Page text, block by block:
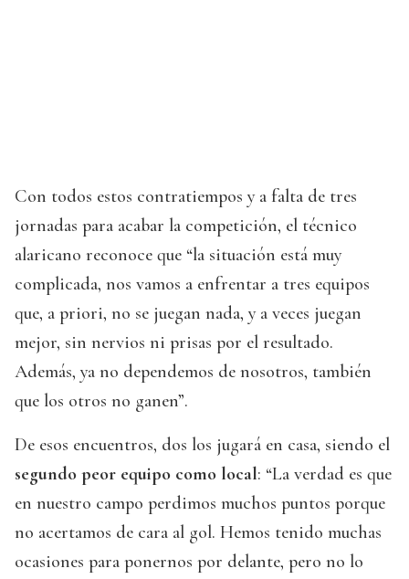
Con todos estos contratiempos y a falta de tres
jornadas para acabar la competición, el técnico
alaricano reconoce que “la situación está muy
complicada, nos vamos a enfrentar a tres equipos
que, a priori, no se juegan nada, y a veces juegan
mejor, sin nervios ni prisas por el resultado.
Además, ya no dependemos de nosotros, también
que los otros no ganen”.
De esos encuentros, dos los jugará en casa, siendo el
segundo peor equipo como local: “La verdad es que
en nuestro campo perdimos muchos puntos porque
no acertamos de cara al gol. Hemos tenido muchas
ocasiones para ponernos por delante, pero no lo